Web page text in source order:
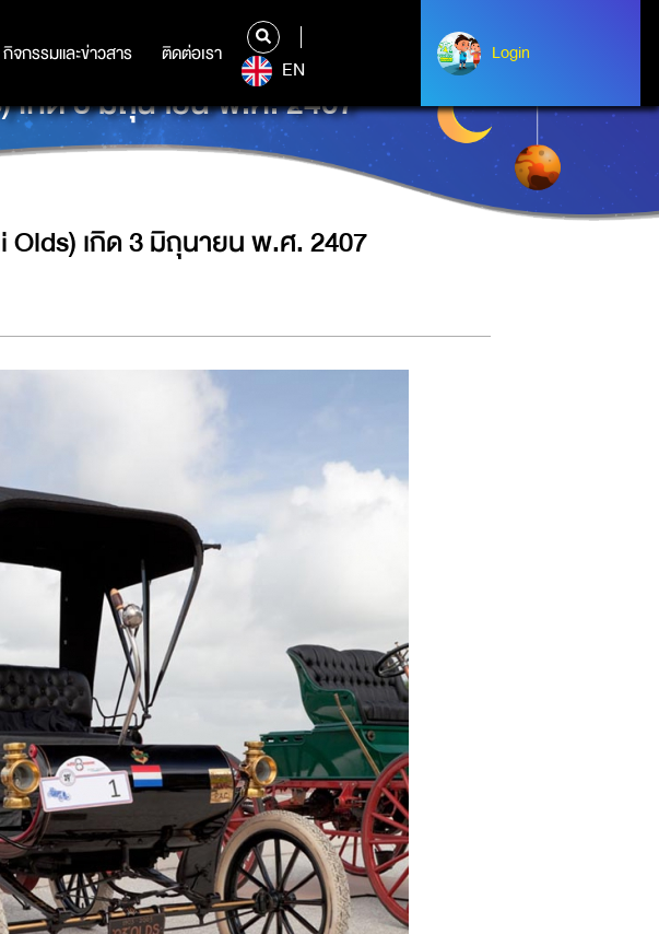
กิจกรรมและข่าวสาร ติดต่อเรา
กิจกรรมและข่าวสาร ติดต่อเรา
EN
Login
Login
เกิด 3 มิถุนายน พ.ศ. 2407
Olds) เกิด 3 มิถุนายน พ.ศ. 2407